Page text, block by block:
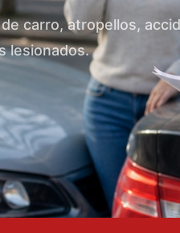
carro, atropellos,
lesionados.